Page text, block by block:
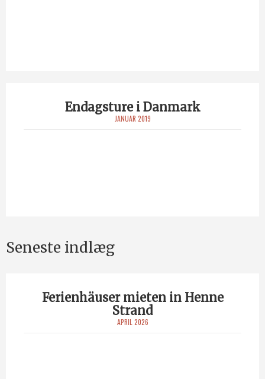
Endagsture i Danmark
JANUAR 2019
Seneste indlæg
Ferienhäuser mieten in Henne
Strand
APRIL 2026